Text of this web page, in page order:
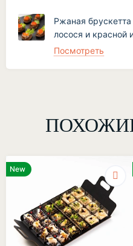
Ржаная
лосося и красной
Посмотреть
New